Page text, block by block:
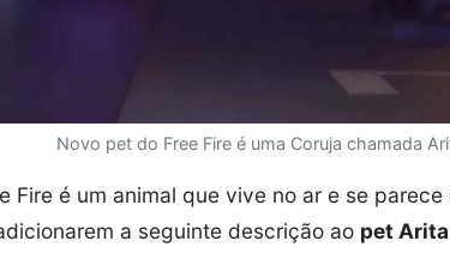
Novo pet do Free Fire é uma Coruja chamada
Fire é um animal que vive no ar e se
a seguinte descrição ao pet Arita